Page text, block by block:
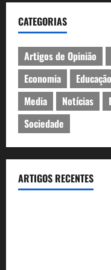
CATEGORIAS
Artigos de Opinião
Economia
Educação
Media
Notícias
Sociedade
ARTIGOS RECENTES